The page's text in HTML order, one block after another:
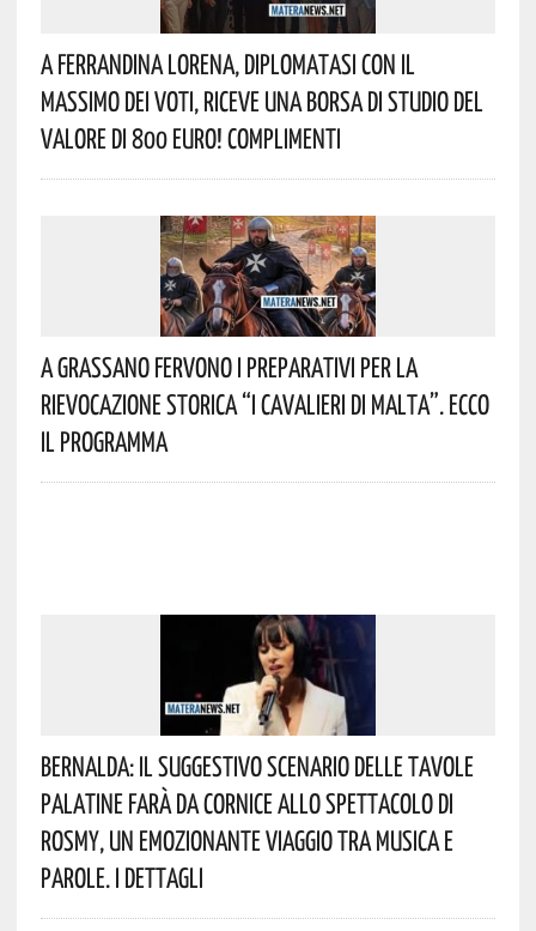
A Ferrandina Lorena, Diplomatasi Con Il
Massimo Dei Voti, Riceve Una Borsa Di Studio Del
Valore Di 800 Euro! Complimenti
A Grassano Fervono I Preparativi Per La
Rievocazione Storica “I CAVALIERI DI MALTA”. Ecco
Il Programma
Bernalda: Il Suggestivo Scenario Delle Tavole
Palatine Farà Da Cornice Allo Spettacolo Di
Rosmy, Un Emozionante Viaggio Tra Musica E
Parole. I Dettagli